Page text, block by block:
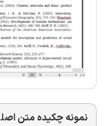
نمونه چکیده متن